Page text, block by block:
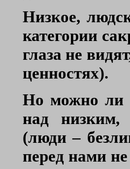
Низкое,
категории
глаза не
ценностях).
Но можно ли
над
(люди –
перед нами